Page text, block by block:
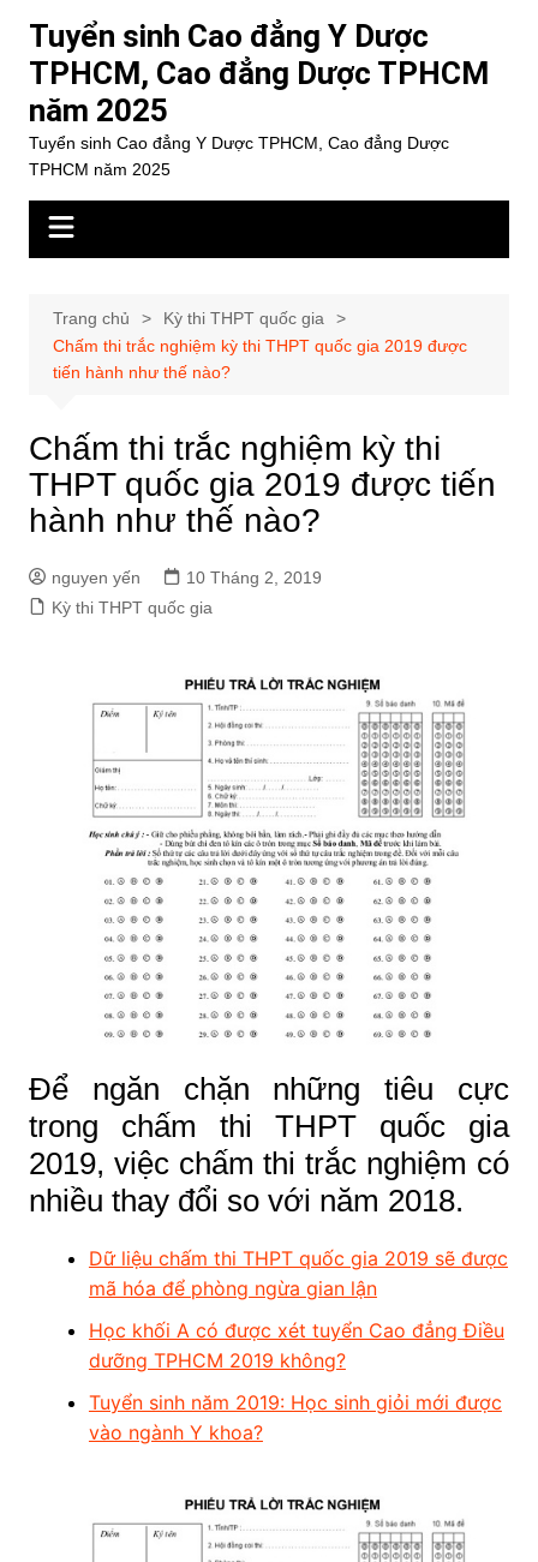
dung
Tuyển sinh Cao đẳng Y Dược
TPHCM, Cao đẳng Dược TPHCM
năm 2025
Tuyển sinh Cao đẳng Y Dược TPHCM, Cao đẳng Dược
TPHCM năm 2025
Trang chủ
Kỳ thi THPT quốc gia
Chấm thi trắc nghiệm kỳ thi THPT quốc gia 2019 được
tiến hành như thế nào?
Chấm thi trắc nghiệm kỳ thi
THPT quốc gia 2019 được tiến
hành như thế nào?
nguyen yến
10 Tháng 2, 2019
Kỳ thi THPT quốc gia
Để ngăn chặn những tiêu cực
trong chấm thi THPT quốc gia
2019, việc chấm thi trắc nghiệm có
nhiều thay đổi so với năm 2018.
Dữ liệu chấm thi THPT quốc gia 2019 sẽ được
mã hóa để phòng ngừa gian lận
Học khối A có được xét tuyển Cao đẳng Điều
dưỡng TPHCM 2019 không?
Tuyển sinh năm 2019: Học sinh giỏi mới được
vào ngành Y khoa?